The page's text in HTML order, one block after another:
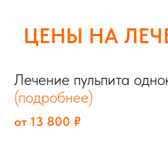
ЦЕНЫ НА
Лечение пульпита
(подробнее)
от 13 800 ₽